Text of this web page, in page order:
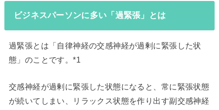
ビジネスパーソンに多い「過緊張」とは
過緊張とは「自律神経の交感神経が過剰に緊張した状
態」のことです。*1
交感神経が過剰に緊張した状態になると、常に緊張状態
が続いてしまい、リラックス状態を作り出す副交感神経